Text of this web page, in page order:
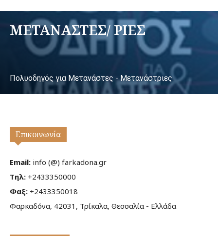
ΜΕΤΑΝΑΣΤΕΣ/ ΡΙΕΣ
Πολυοδηγός για Μετανάστες - Μετανάστριες
Επικοινωνία
Email: info (@) farkadona.gr
Τηλ: +2433350000
Φαξ: +2433350018
Φαρκαδόνα, 42031, Τρίκαλα, Θεσσαλία - Ελλάδα